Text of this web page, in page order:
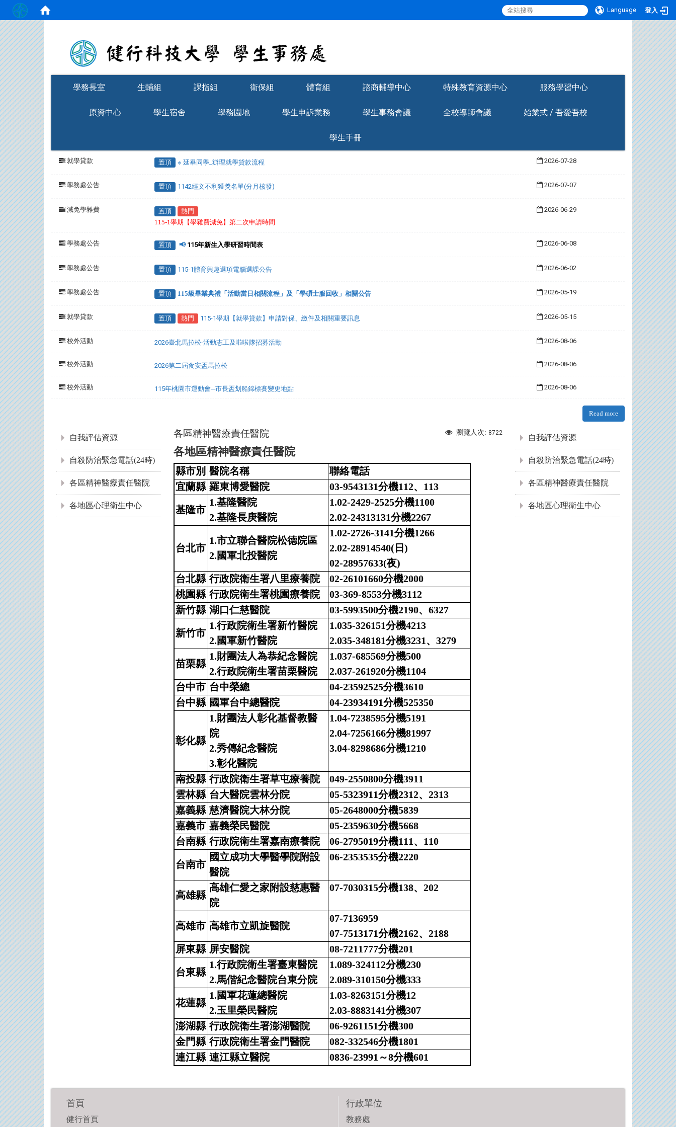
Language 登入
學務長室 生輔組 課指組 衛保組 體育組 諮商輔導中心 特殊教育資源中心 服務學習中心
原資中心 學生宿舍 學務園地 學生申訴業務 學生事務會議 全校導師會議 始業式 / 吾愛吾校
學生手冊
就學貸款 置頂 ※ 延畢同學_辦理就學貸款流程 2026-07-28
學務處公告 置頂 1142經文不利獲獎名單(分月核發) 2026-07-07
減免學雜費 置頂
熱門
115-1學期【學雜費減免】第二次申請時間
2026-06-29
學務處公告 置頂 📢115年新生入學研習時間表 2026-06-08
學務處公告 置頂 115-1體育興趣選項電腦選課公告 2026-06-02
學務處公告 置頂 115級畢業典禮「活動當日相關流程」及「學碩士服回收」相關公告 2026-05-19
就學貸款 置頂 熱門 115-1學期【就學貸款】申請對保、繳件及相關重要訊息 2026-05-15
校外活動 2026臺北馬拉松-活動志工及啦啦隊招募活動 2026-08-06
校外活動 2026第二屆食安盃馬拉松 2026-08-06
校外活動 115年桃園市運動會─市長盃划船錦標賽變更地點 2026-08-06
Read more
自我評估資源
自殺防治緊急電話(24時)
各區精神醫療責任醫院
各地區心理衛生中心
瀏覽人次: 8722
各區精神醫療責任醫院
各地區精神醫療責任醫院
縣市別 醫院名稱
聯絡電話
宜蘭縣 羅東博愛醫院 03-9543131分機112、113
基隆市
1.基隆醫院
2.基隆長庚醫院
1.02-2429-2525分機1100
2.02-24313131分機2267
台北市
1.市立聯合醫院松德院區
2.國軍北投醫院
1.02-2726-3141分機1266
2.02-28914540(日)
02-28957633(夜)
台北縣 行政院衛生署八里療養院
02-26101660分機2000
桃園縣 行政院衛生署桃園療養院
03-369-8553分機3112
新竹縣 湖口仁慈醫院 03-5993500分機2190、6327
新竹市
1.行政院衛生署新竹醫院
2.國軍新竹醫院
1.035-326151分機4213
2.035-348181分機3231、3279
苗栗縣
1.財團法人為恭紀念醫院
2.行政院衛生署苗栗醫院
1.037-685569分機500
2.037-261920分機1104
台中市 台中榮總
04-23592525分機3610
台中縣 國軍台中總醫院 04-23934191分機525350
彰化縣
1.財團法人彰化基督教醫
院
2.秀傳紀念醫院
3.彰化醫院
1.04-7238595分機5191
2.04-7256166分機81997
3.04-8298686分機1210
南投縣 行政院衛生署草屯療養院
049-2550800分機3911
雲林縣 台大醫院雲林分院
05-5323911分機2312、2313
嘉義縣 慈濟醫院大林分院
05-2648000分機5839
嘉義市 嘉義榮民醫院
05-2359630分機5668
台南縣 行政院衛生署嘉南療養院 06-2795019分機111、110
台南市
國立成功大學醫學院附設
醫院
06-2353535分機2220
高雄縣
高雄仁愛之家附設慈惠醫
院
07-7030315分機138、202
高雄市 高雄市立凱旋醫院
07-7136959
07-7513171分機2162、2188
屏東縣 屏安醫院 08-7211777分機201
台東縣
1.行政院衛生署臺東醫院
2.馬偕紀念醫院台東分院
1.089-324112分機230
2.089-310150分機333
花蓮縣
1.國軍花蓮總醫院
2.玉里榮民醫院
1.03-8263151分機12
2.03-8883141分機307
澎湖縣 行政院衛生署澎湖醫院
06-9261151分機300
金門縣 行政院衛生署金門醫院
082-332546分機1801
連江縣 連江縣立醫院 0836-23991～8分機601
自我評估資源
自殺防治緊急電話(24時)
各區精神醫療責任醫院
各地區心理衛生中心
首頁
健行首頁
行政單位
教務處